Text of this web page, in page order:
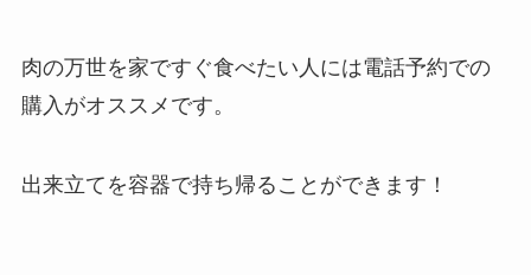
肉の万世を家ですぐ食べたい人には電話予約での
購入がオススメです。
出来立てを容器で持ち帰ることができます！